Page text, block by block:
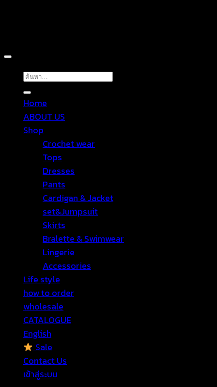
ค้นหา:
Home
ABOUT US
Shop
Crochet wear
Tops
Dresses
Pants
Cardigan & Jacket
set&Jumpsuit
Skirts
Bralette & Swimwear
Lingerie
Accessories
Life style
how to order
wholesale
CATALOGUE
English
Sale
Contact Us
เข้าสู่ระบบ